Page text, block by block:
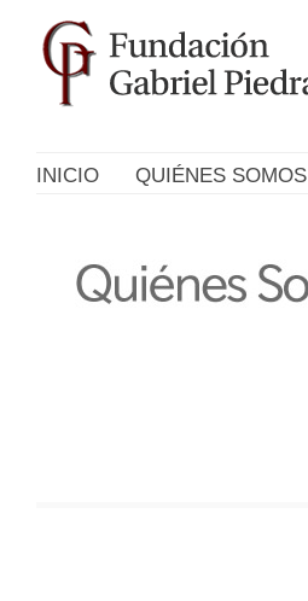
INICIO QUIÉNES SOMOS